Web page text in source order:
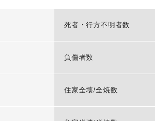
死者・行方不明者数
負傷者数
住家全壊/全焼数